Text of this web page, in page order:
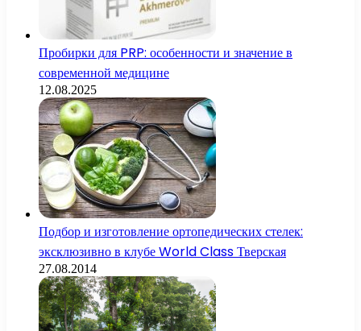
Пробирки для PRP: особенности и значение в
современной медицине
12.08.2025
Подбор и изготовление ортопедических стелек:
эксклюзивно в клубе World Class Тверская
27.08.2014